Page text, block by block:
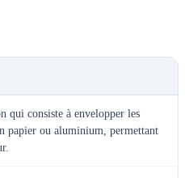
qui consiste à envelopper les
papier ou aluminium, permettant